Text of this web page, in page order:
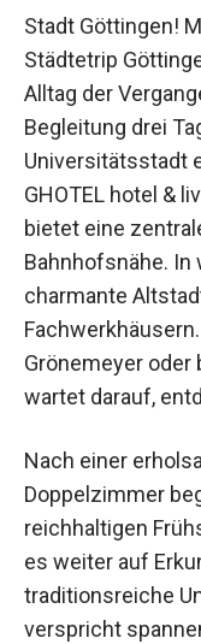
Stadt Göttingen!
Städtetrip
Alltag der
deine Begleitung
Universitätsstadt
GHOTEL hotel &
Niedersachsen,
unmittelbarer
erreicht ihr die
zahlreichen
Spuren von
Bismarckturm –
Nach einer
Doppelzimmer
einem
gestärkt geht es
durch die